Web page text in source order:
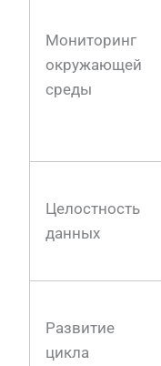
Мониторинг
окружающей
среды
Целостность
данных
Развитие
цикла